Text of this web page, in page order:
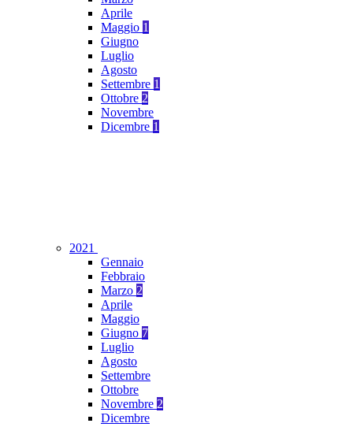
Aprile
Maggio 1
Giugno
Luglio
Agosto
Settembre 1
Ottobre 2
Novembre
Dicembre 1
2021
Gennaio
Febbraio
Marzo 2
Aprile
Maggio
Giugno 7
Luglio
Agosto
Settembre
Ottobre
Novembre 2
Dicembre